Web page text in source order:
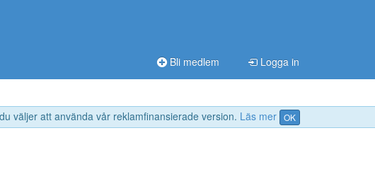
väljer att använda vår reklamfinansierade version. Läs mer OK
Bli medlem Logga in